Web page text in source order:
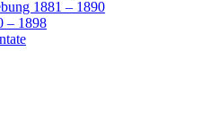
1881 – 1890
– 1898